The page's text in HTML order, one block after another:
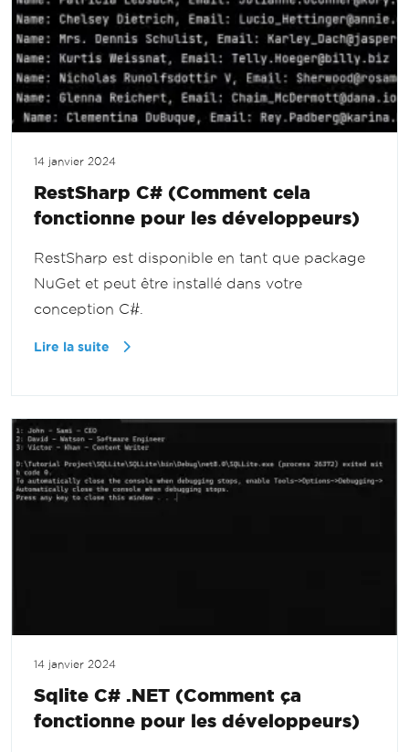
14 janvier 2024
RestSharp C# (Comment cela
fonctionne pour les développeurs)
RestSharp est disponible en tant que package
NuGet et peut être installé dans votre
conception C#.
Lire la suite
14 janvier 2024
Sqlite C# .NET (Comment ça
fonctionne pour les développeurs)